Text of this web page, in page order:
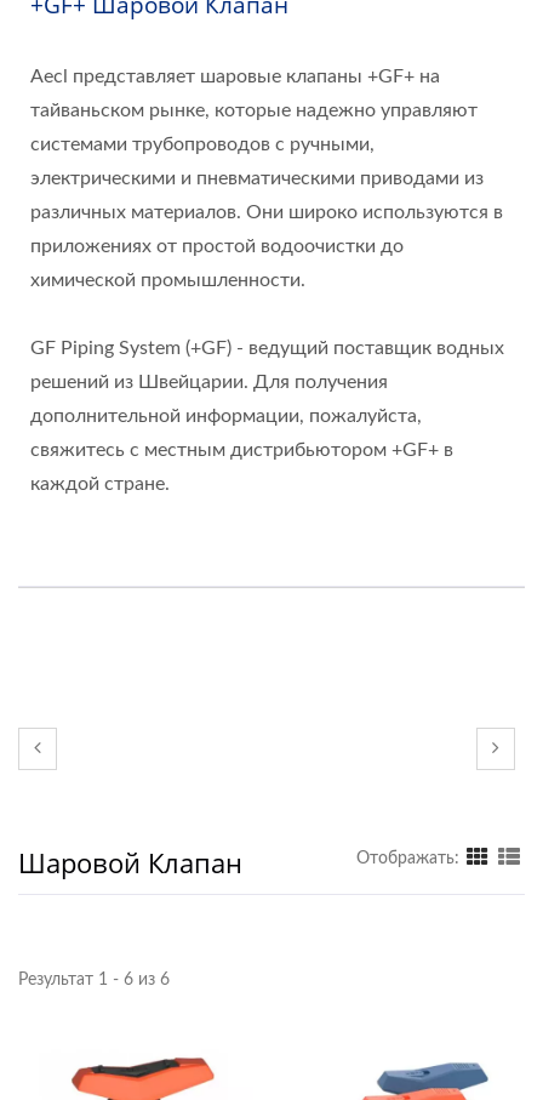
Aecl представляет шаровые клапаны +GF+ на
тайваньском рынке, которые надежно управляют
системами трубопроводов с ручными,
электрическими и пневматическими приводами из
различных материалов. Они широко используются в
приложениях от простой водоочистки до
химической промышленности.
GF Piping System (+GF) - ведущий поставщик водных
решений из Швейцарии. Для получения
дополнительной информации, пожалуйста,
свяжитесь с местным дистрибьютором +GF+ в
каждой стране.
Шаровой Клапан Отображать:
Результат 1 - 6 из 6